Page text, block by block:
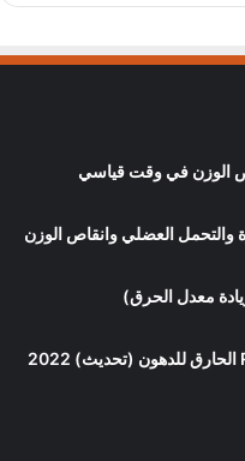
والتحمل العضلي وانقاص الوزن